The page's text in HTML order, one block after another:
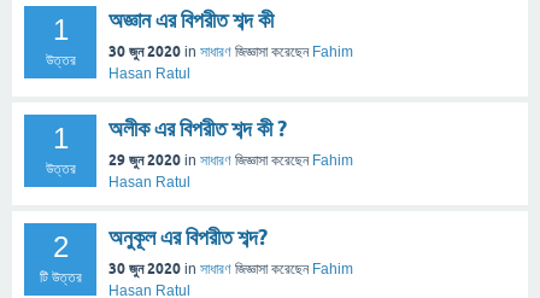
1
উত্তর
অজ্ঞান এর বিপরীত শব্দ কী
30 জুন 2020 in সাধারণ জিজ্ঞাসা করেছেন Fahim
Hasan Ratul
1
উত্তর
অলীক এর বিপরীত শব্দ কী ?
29 জুন 2020 in সাধারণ জিজ্ঞাসা করেছেন Fahim
Hasan Ratul
2
টি উত্তর
অনুকূল এর বিপরীত শব্দ?
30 জুন 2020 in সাধারণ জিজ্ঞাসা করেছেন Fahim
Hasan Ratul